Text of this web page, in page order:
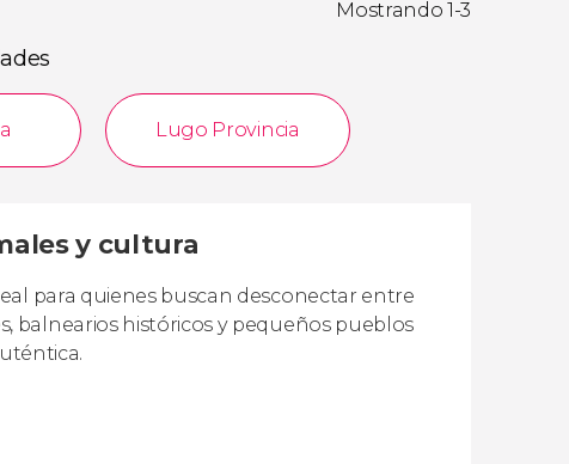
Mostrando 1-3
Lugo Provincia
y cultura
para quienes buscan desconectar entre
balnearios históricos y pequeños pueblos